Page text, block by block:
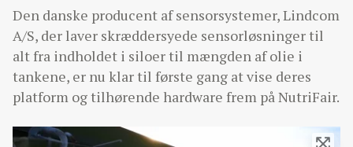
Den danske producent af sensorsystemer, Lindcom
A/S, der laver skræddersyede sensorløsninger til
alt fra indholdet i siloer til mængden af olie i
tankene, er nu klar til første gang at vise deres
platform og tilhørende hardware frem på NutriFair.